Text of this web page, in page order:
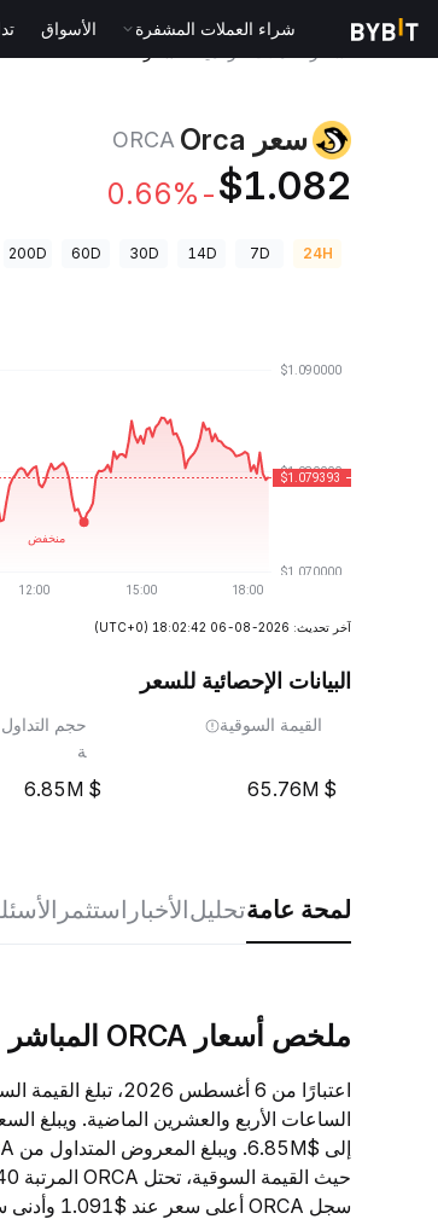
شراء العملات المشفرة الأسواق
سعر Orca ORCA
$1.082
-0.66%
24H
7D
14D
30D
60D
200D
آخر تحديث: 2026-08-06 18:02:42 (UTC+0)
البيانات الإحصائية للسعر
القيمة السوقية
65.76M
ة
6.85M
لمحة عامةتحليلالأخبار استثمر
ملخص أسعار ORCA المباشر
سجل ORCA أعلى سعر عند $1.091 وأدنى سعر عند $1.074.